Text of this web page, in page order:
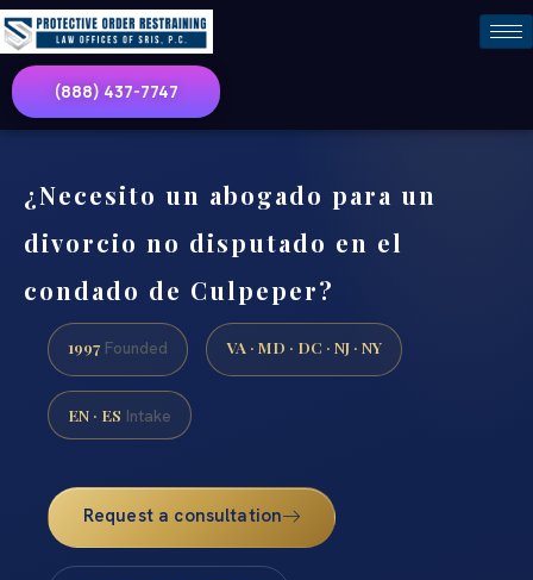
(888) 437-7747
¿Necesito un abogado para un
divorcio no disputado en el
condado de Culpeper?
1997 Founded VA · MD · DC · NJ · NY
EN · ES Intake
Request a consultation